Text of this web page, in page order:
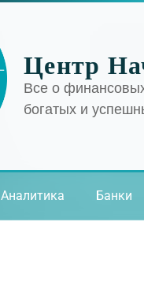
Центр
Все о
богатых и
Аналитика Банки